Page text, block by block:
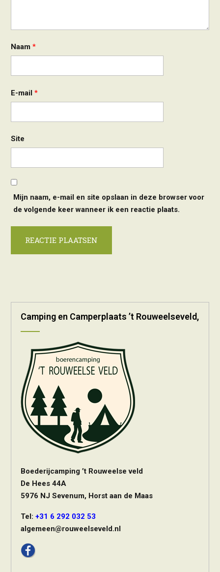
Naam *
E-mail *
Site
Mijn naam, e-mail en site opslaan in deze browser voor
de volgende keer wanneer ik een reactie plaats.
Camping en Camperplaats ’t Rouweelseveld,
Boederijcamping ’t Rouweelse veld
De Hees 44A
5976 NJ Sevenum, Horst aan de Maas
Tel: +31 6 292 032 53
algemeen@rouweelseveld.nl